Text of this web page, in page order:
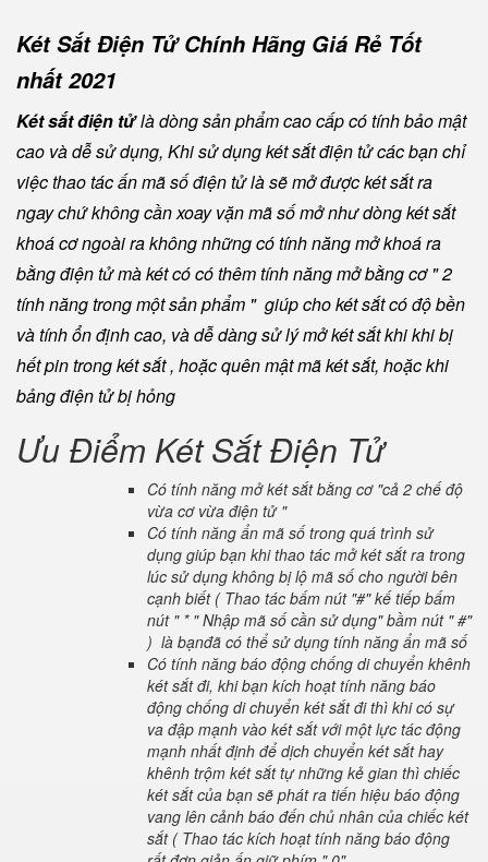
Két Sắt Điện Tử Chính Hãng Giá Rẻ Tốt
nhất 2021
Két sắt điện tửlà dòng sản phẩm cao cấp có tính bảo mật
cao và dễ sử dụng, Khi sử dụng két sắt điện tử các bạn chỉ
việc thao tác ấn mã số điện tử là sẽ mở được két sắt ra
ngay chứ không cần xoay vặn mã số mở như dòng két sắt
khoá cơ ngoài ra không những có tính năng mở khoá ra
bằng điện tử mà két có có thêm tính năng mở bằng cơ " 2
tính năng trong một sản phẩm " giúp cho két sắt có độ bền
và tính ổn định cao, và dễ dàng sử lý mở két sắt khi khi bị
hết pin trong két sắt , hoặc quên mật mã két sắt, hoặc khi
bảng điện tử bị hỏng
Ưu Điểm Két Sắt Điện Tử
Có tính năng mở két sắt bằng cơ "cả 2 chế độ
vừa cơ vừa điện tử "
Có tính năng ẩn mã số trong quá trình sử
dụng giúp bạn khi thao tác mở két sắt ra trong
lúc sử dụng không bị lộ mã số cho người bên
cạnh biết ( Thao tác bấm nút "#" kế tiếp bấm
nút " * " Nhập mã số cần sử dụng" bầm nút " #"
) là bạnđã có thể sử dụng tính năng ẩn mã số
Có tính năng báo động chống di chuyển khênh
két sắt đi, khi bạn kích hoạt tính năng báo
động chống di chuyển két sắt đi thì khi có sự
va đập mạnh vào két sắt với một lực tác động
mạnh nhất định để dịch chuyển két sắt hay
khênh trộm két sắt tự những kẻ gian thì chiếc
két sắt của bạn sẽ phát ra tiến hiệu báo động
vang lên cảnh báo đến chủ nhân của chiếc két
sắt ( Thao tác kích hoạt tính năng báo động